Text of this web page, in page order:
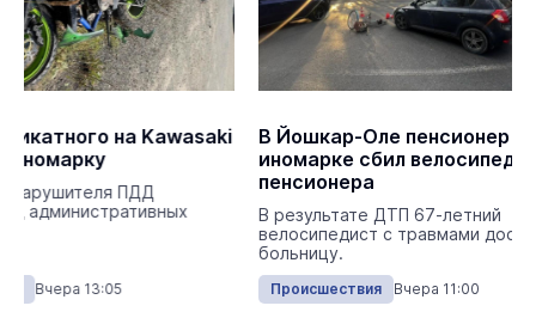
В Йошкар-Оле пенсионер на
иномарке сбил велосипедиста-
пенсионера
В результате ДТП 67-летний
велосипедист с травмами доставлен в
Происшествия
В Йошкар-Оле
горящего
Жильцы выносили
домашних
Происшествия